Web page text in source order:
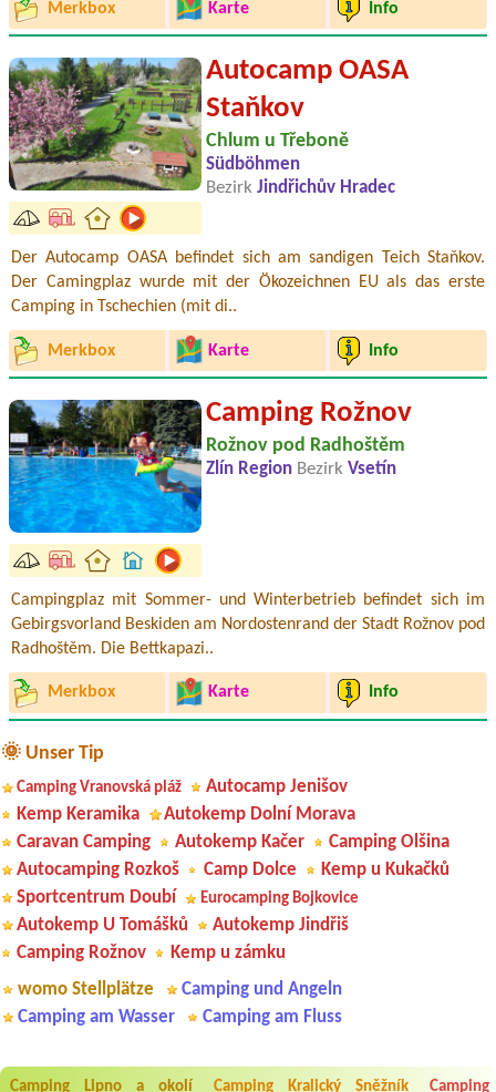
Merkbox Karte Info
Autocamp OASA
Staňkov
Chlum u Třeboně
Südböhmen
Bezirk Jindřichův Hradec
Der Autocamp OASA befindet sich am sandigen Teich Staňkov.
Der Camingplaz wurde mit der Ökozeichnen EU als das erste
Camping in Tschechien (mit di..
Merkbox Karte Info
Camping Rožnov
Rožnov pod Radhoštěm
Zlín Region Bezirk Vsetín
Campingplaz mit Sommer- und Winterbetrieb befindet sich im
Gebirgsvorland Beskiden am Nordostenrand der Stadt Rožnov pod
Radhoštěm. Die Bettkapazi..
Merkbox Karte Info
🌞 Unser Tip
Camping Vranovská pláž
Autocamp Jenišov
Kemp Keramika
Autokemp Dolní Morava
Caravan Camping
Autokemp Kačer
Camping Olšina
Autocamping Rozkoš
Camp Dolce
Kemp u Kukačků
Sportcentrum Doubí
Eurocamping Bojkovice
Autokemp U Tomášků
Autokemp Jindřiš
Camping Rožnov
Kemp u zámku
womo Stellplätze
Camping und Angeln
Camping am Wasser
Camping am Fluss
Camping Lipno a okolí Camping Kralický Sněžník Camping